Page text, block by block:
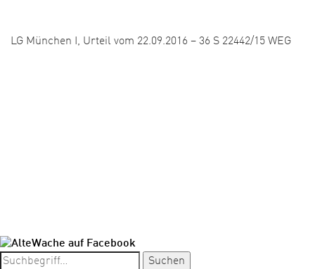
LG München I, Urteil vom 22.09.2016 – 36 S 22442/15 WEG
Suchen